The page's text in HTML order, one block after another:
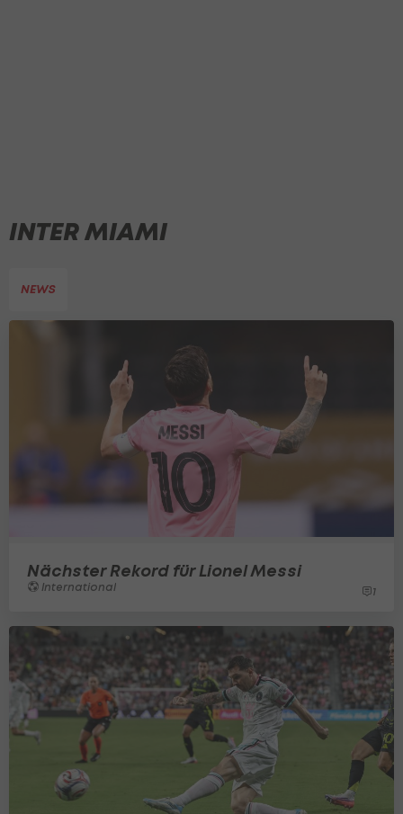
INTER MIAMI
NEWS
Nächster Rekord für Lionel Messi
International 1